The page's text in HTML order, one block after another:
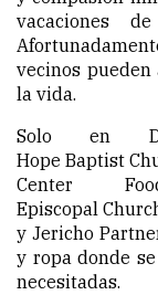
vacaciones
vecinos
la vida.
Solo en
Hope Baptist
Center
Episcopal
y Jericho
y ropa donde